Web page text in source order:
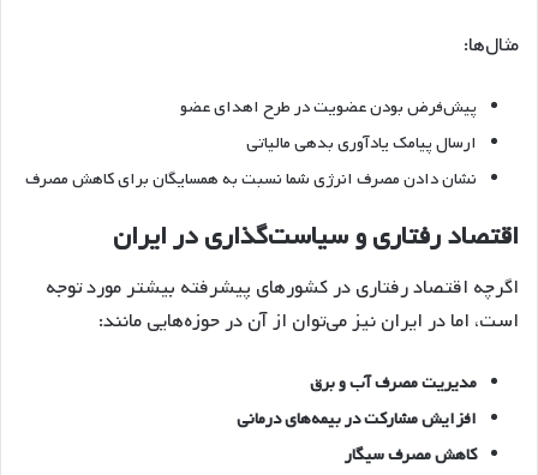
مثال‌ها:
پیش‌فرض بودن عضویت در طرح اهدای عضو
ارسال پیامک یادآوری بدهی مالیاتی
نشان دادن مصرف انرژی شما نسبت به همسایگان برای کاهش مصرف
اقتصاد رفتاری و سیاست‌گذاری در ایران
اگرچه اقتصاد رفتاری در کشورهای پیشرفته بیشتر مورد توجه
است، اما در ایران نیز می‌توان از آن در حوزه‌هایی مانند:
مدیریت مصرف آب و برق
افزایش مشارکت در بیمه‌های درمانی
کاهش مصرف سیگار